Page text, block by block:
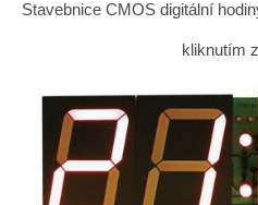
Stavebnice CMOS digitální
kliknutím